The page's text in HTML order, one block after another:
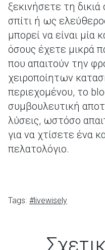
ξεκινήσετε τη
σπίτι ή ως
μπορεί να είναι μία
όσους έχετε μικρά
που απαιτούν την
χειροποίητων
περιεχομένου, το
συμβουλευτική
λύσεις, ωστόσο
για να χτίσετε ένα
πελατολόγιο.
Tags: #livewisely